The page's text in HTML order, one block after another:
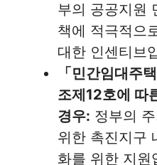
부의 공공지원
책에 적극적으
대한 인센티브
「민간임대주
조제12호에 따
경우: 정부의
위한 촉진지구
화를 위한 지원